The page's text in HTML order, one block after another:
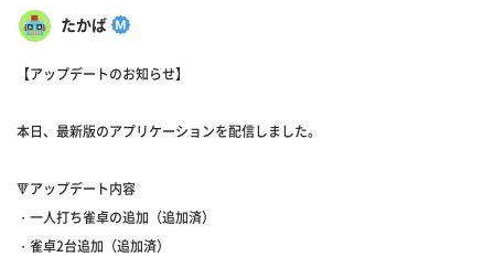
たかば
【アップデートのお知らせ】
本日、最新版のアプリケーションを配信しました。
🔻アップデート内容
・一人打ち雀卓の追加（追加済）
・雀卓2台追加（追加済）